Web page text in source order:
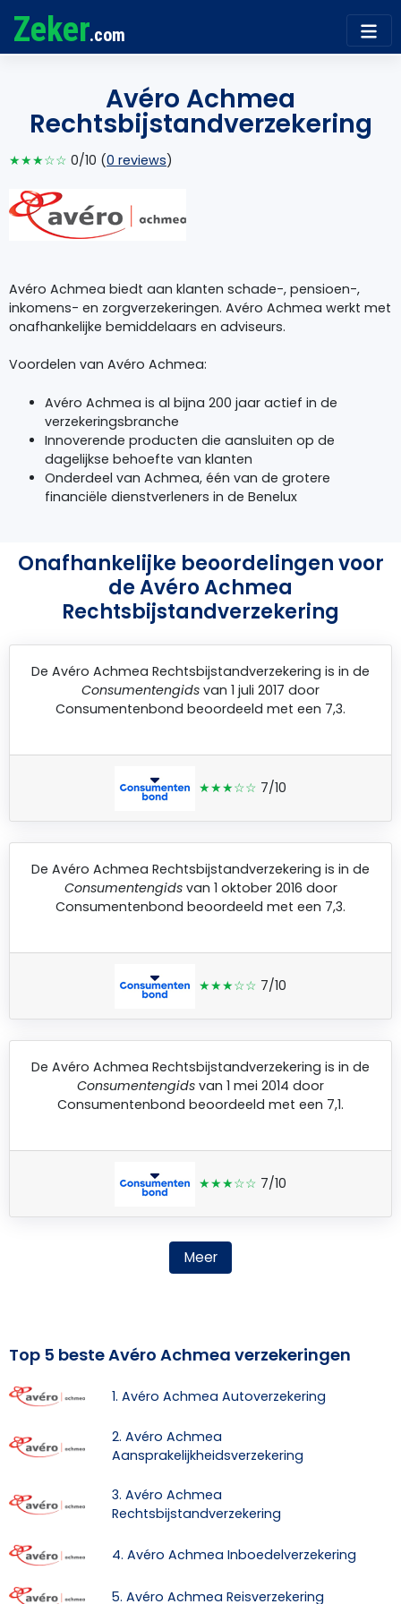
Zeker.com
Avéro Achmea
Rechtsbijstandverzekering
★★★☆☆ 0/10 (0 reviews)
Avéro Achmea biedt aan klanten schade-, pensioen-,
inkomens- en zorgverzekeringen. Avéro Achmea werkt met
onafhankelijke bemiddelaars en adviseurs.
Voordelen van Avéro Achmea:
Avéro Achmea is al bijna 200 jaar actief in de
verzekeringsbranche
Innoverende producten die aansluiten op de
dagelijkse behoefte van klanten
Onderdeel van Achmea, één van de grotere
financiële dienstverleners in de Benelux
Onafhankelijke beoordelingen voor
de Avéro Achmea
Rechtsbijstandverzekering
De Avéro Achmea Rechtsbijstandverzekering is in de
Consumentengids van 1 juli 2017 door
Consumentenbond beoordeeld met een 7,3.
★★★☆☆ 7/10
De Avéro Achmea Rechtsbijstandverzekering is in de
Consumentengidsvan 1 oktober 2016 door
Consumentenbond beoordeeld met een 7,3.
★★★☆☆ 7/10
De Avéro Achmea Rechtsbijstandverzekering is in de
Consumentengids van 1 mei 2014 door
Consumentenbond beoordeeld met een 7,1.
★★★☆☆ 7/10
Meer
Top 5 beste Avéro Achmea verzekeringen
1. Avéro Achmea Autoverzekering
2. Avéro Achmea
Aansprakelijkheidsverzekering
3. Avéro Achmea
Rechtsbijstandverzekering
4. Avéro Achmea Inboedelverzekering
5. Avéro Achmea Reisverzekering